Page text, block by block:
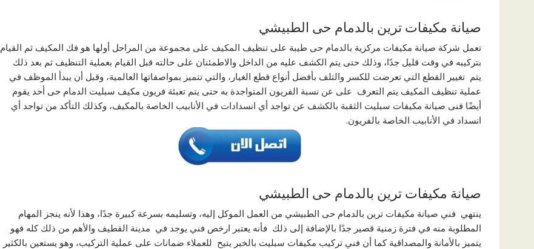
صیانة مكیفات ترین بالدمام حى الطبیشي
تعمل شركة صيانة مكيفات مركزية بالدمام حى طيبة على تنظيف المكيف على مجموعة من المراحل أولها هو فك المكيف ثم القيام
بتركيبه في وقت قليل جدًا، وذلك حتى يتم الكشف عليه من الداخل والاطمئنان على حالته قبل القيام بعملية التنظيف ثم بعد ذلك
يتم تغيير القطع التي تعرضت للكسر والتلف بأفضل أنواع قطع الغيار، والتي تتميز بمواصفاتها العالمية، وقبل أن يبدأ الموظف في
عملية تنظيف المكيف يتم التعرف على عن نسبة الفريون المتواجدة به حتى يتم تعبئة فریون مكیف سبلیت الدمام حى أحد يقوم
أيضًا فنى صیانة مكیفات سبلیت الثقبة بالكشف عن تواجد أي انسدادات في الأنابيب الخاصة بالمكيف، وكذلك التأكد من تواجد أي
انسداد في الأنابيب الخاصة بالفريون.
صيانة مكيفات ترين بالدمام حى الطبيشي
ينتهي فني صيانة مكيفات ترين بالدمام حى الطبيشي من العمل الموكل إليه، وتسليمه بسرعة كبيرة جدًا، وهذا لأنه ينجز المهام
المطلوبة منه في فترة زمنية قصير جدًا بالإضافة إلى ذلك فأنه يعتبر ارخص فني يوجد في مدينة القطيف والأهم من ذلك كله فهو
يتميز بالأمانة والمصداقية كما أن فني تركيب مكيفات سبلیت بالخبر يتيح للعملاء ضمانات على عملية التركيب، وهو يستعين بالكثير